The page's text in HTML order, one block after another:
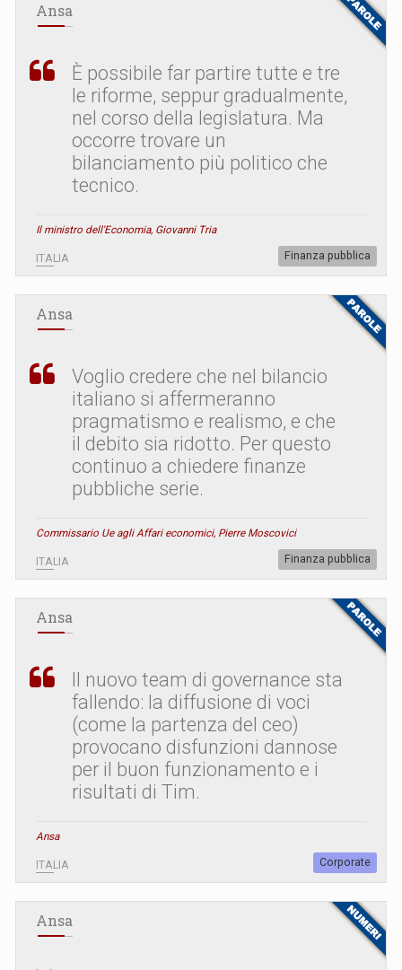
Ansa
È possibile far partire tutte e tre
le riforme, seppur gradualmente,
nel corso della legislatura. Ma
occorre trovare un
bilanciamento più politico che
tecnico.
Il ministro dell'Economia, Giovanni Tria
ITALIA Finanza pubblica
Ansa
Voglio credere che nel bilancio
italiano si affermeranno
pragmatismo e realismo, e che
il debito sia ridotto. Per questo
continuo a chiedere finanze
pubbliche serie.
Commissario Ue agli Affari economici, Pierre Moscovici
ITALIA Finanza pubblica
Ansa
Il nuovo team di governance sta
fallendo: la diffusione di voci
(come la partenza del ceo)
provocano disfunzioni dannose
per il buon funzionamento e i
risultati di Tim.
Ansa
ITALIA Corporate
Ansa